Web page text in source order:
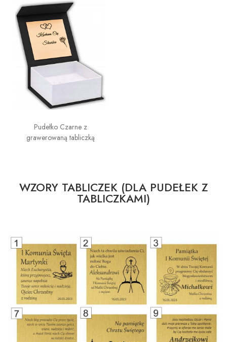
Pudełko Czarne z
grawerowaną tabliczką
WZORY TABLICZEK (DLA PUDEŁEK Z
TABLICZKAMI)